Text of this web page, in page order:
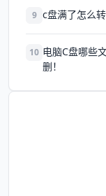
9 c盘满了怎么
10 电脑C盘哪些
删！